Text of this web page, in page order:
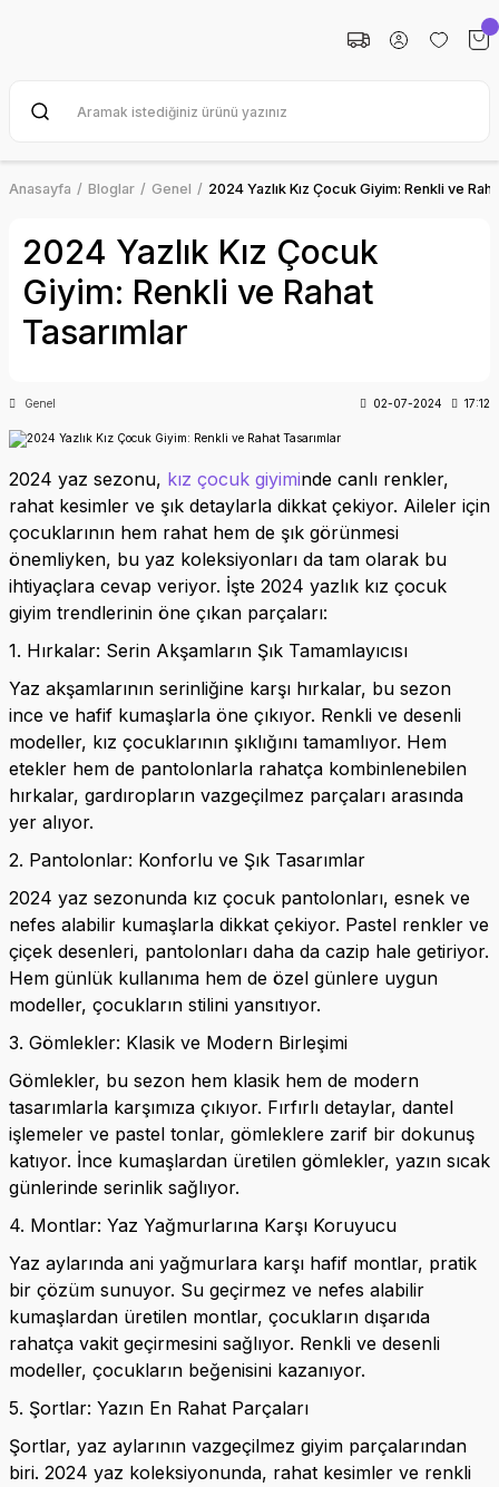
Anasayfa Bloglar Genel 2024 Yazlık Kız Çocuk Giyim: Renkli ve
2024 Yazlık Kız Çocuk
Giyim: Renkli ve Rahat
Tasarımlar
Genel 02-07-2024 17:12
2024 yaz sezonu, kız çocuk giyiminde canlı renkler,
rahat kesimler ve şık detaylarla dikkat çekiyor. Aileler için
çocuklarının hem rahat hem de şık görünmesi
önemliyken, bu yaz koleksiyonları da tam olarak bu
ihtiyaçlara cevap veriyor. İşte 2024 yazlık kız çocuk
giyim trendlerinin öne çıkan parçaları:
1. Hırkalar: Serin Akşamların Şık Tamamlayıcısı
Yaz akşamlarının serinliğine karşı hırkalar, bu sezon
ince ve hafif kumaşlarla öne çıkıyor. Renkli ve desenli
modeller, kız çocuklarının şıklığını tamamlıyor. Hem
etekler hem de pantolonlarla rahatça kombinlenebilen
hırkalar, gardıropların vazgeçilmez parçaları arasında
yer alıyor.
2. Pantolonlar: Konforlu ve Şık Tasarımlar
2024 yaz sezonunda kız çocuk pantolonları, esnek ve
nefes alabilir kumaşlarla dikkat çekiyor. Pastel renkler ve
çiçek desenleri, pantolonları daha da cazip hale getiriyor.
Hem günlük kullanıma hem de özel günlere uygun
modeller, çocukların stilini yansıtıyor.
3. Gömlekler: Klasik ve Modern Birleşimi
Gömlekler, bu sezon hem klasik hem de modern
tasarımlarla karşımıza çıkıyor. Fırfırlı detaylar, dantel
işlemeler ve pastel tonlar, gömleklere zarif bir dokunuş
katıyor. İnce kumaşlardan üretilen gömlekler, yazın sıcak
günlerinde serinlik sağlıyor.
4. Montlar: Yaz Yağmurlarına Karşı Koruyucu
Yaz aylarında ani yağmurlara karşı hafif montlar, pratik
bir çözüm sunuyor. Su geçirmez ve nefes alabilir
kumaşlardan üretilen montlar, çocukların dışarıda
rahatça vakit geçirmesini sağlıyor. Renkli ve desenli
modeller, çocukların beğenisini kazanıyor.
5. Şortlar: Yazın En Rahat Parçaları
Şortlar, yaz aylarının vazgeçilmez giyim parçalarından
biri. 2024 yaz koleksiyonunda, rahat kesimler ve renkli